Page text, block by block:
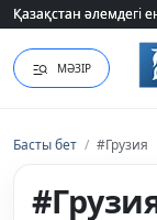
ҮААЖ тарифі екі
МӘЗІР
Басты бет / #Грузия